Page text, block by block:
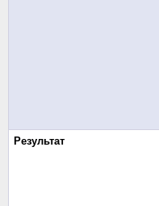
Результат